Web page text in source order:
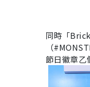
同時「
（
節日徽章乙